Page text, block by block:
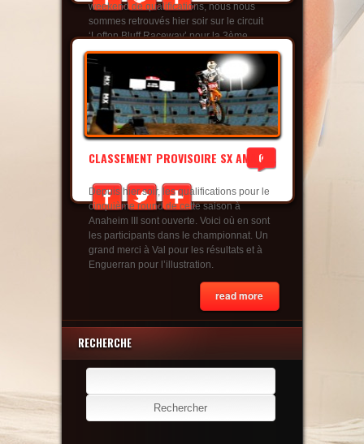
weekend de qualifications, nous nous
sommes retrouvés hier soir sur le circuit
‘Lofton Bluff Raceway’ pour la 3ème
épreuve du championnat MX Spring Series
2014. Une bien belle soirée sur un track à
la fois rapide et technique, qui a tenu
toutes ses promesses. 30 Qualifiés en Mx2,
18 en Mx1 soit 48......
read more
0
CLASSEMENT PROVISOIRE SX AMA 2...
Depuis hier soir, les qualifications pour le
cinquième round de cette saison à
Anaheim III sont ouverte. Voici où en sont
les participants dans le championnat. Un
grand merci à Val pour les résultats et à
Enguerran pour l’illustration.
read more
RECHERCHE
Rechercher :